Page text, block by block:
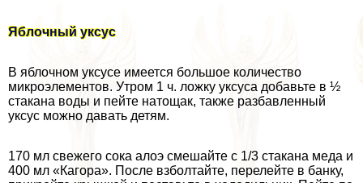
Яблочный уксус
В яблочном уксусе имеется большое количество
микроэлементов. Утром 1 ч. ложку уксуса добавьте в ½
стакана воды и пейте натощак, также разбавленный
уксус можно давать детям.
170 мл свежего сока алоэ смешайте с 1/3 стакана меда и
400 мл «Кагора». После взболтайте, перелейте в банку,